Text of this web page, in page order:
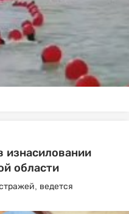
области
ведется